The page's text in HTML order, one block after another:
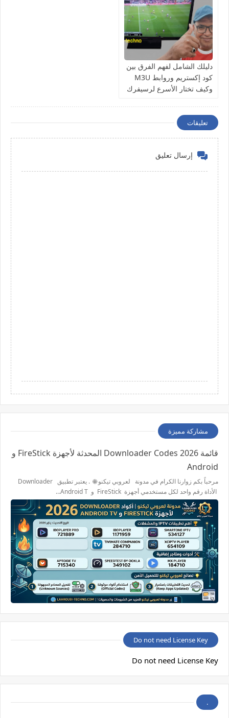
دليلك الشامل لفهم الفرق بين
كود إكستريم وروابط M3U
وكيف تختار الأسرع لرسيفرك
تعليقات
إرسال تعليق
مشاركة مميزة
قائمة 2026 Downloader Codes المحدثة لأجهزة FireStick و
Android
مرحباً بكم زوارنا الكرام في مدونة لعروبي تيكنو 🌐 . يعتبر تطبيق Downloader
الأداة رقم واحد لكل مستخدمي أجهزة FireStick و Android T…
Do not need License Key
Do not need License Key
.